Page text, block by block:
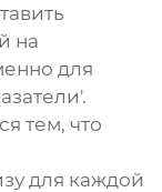
на
для
тем, что
для каждой